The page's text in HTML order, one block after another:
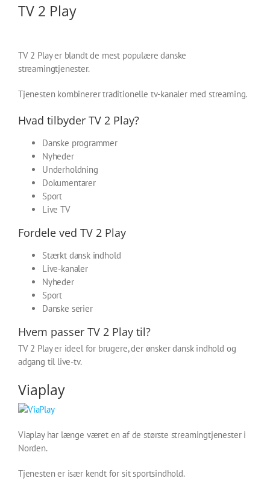
TV 2 Play
TV 2 Play er blandt de mest populære danske
streamingtjenester.
Tjenesten kombinerer traditionelle tv-kanaler med streaming.
Hvad tilbyder TV 2 Play?
Danske programmer
Nyheder
Underholdning
Dokumentarer
Sport
Live TV
Fordele ved TV 2 Play
Stærkt dansk indhold
Live-kanaler
Nyheder
Sport
Danske serier
Hvem passer TV 2 Play til?
TV 2 Play er ideel for brugere, der ønsker dansk indhold og
adgang til live-tv.
Viaplay
Viaplay har længe været en af de største streamingtjenester i
Norden.
Tjenesten er især kendt for sit sportsindhold.